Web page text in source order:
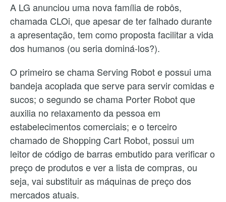
A LG anunciou uma nova família de robôs,
chamada CLOi, que apesar de ter falhado durante
a apresentação, tem como proposta facilitar a vida
dos humanos (ou seria dominá-los?).
O primeiro se chama Serving Robot e possui uma
bandeja acoplada que serve para servir comidas e
sucos; o segundo se chama Porter Robot que
auxilia no relaxamento da pessoa em
estabelecimentos comerciais; e o terceiro
chamado de Shopping Cart Robot, possui um
leitor de código de barras embutido para verificar o
preço de produtos e ver a lista de compras, ou
seja, vai substituir as máquinas de preço dos
mercados atuais.